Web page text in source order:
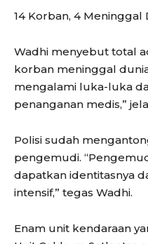
14 Korban, 4 Meninggal
Wadhi menyebut total
korban meninggal
mengalami luka-luka
penanganan medis,”
Polisi sudah
pengemudi.
dapatkan identitasnya
intensif,” tegas Wadhi.
Enam unit kendaraan